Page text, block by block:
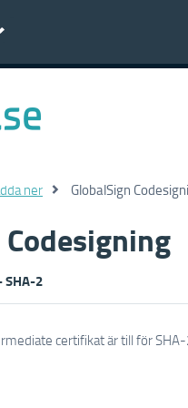
ner GlobalSign
SHA-2
certifikat är till för